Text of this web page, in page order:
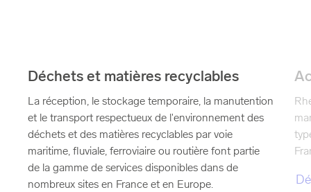
Déchets et matières recyclables
La réception, le stockage temporaire, la manutention
et le transport respectueux de l'environnement des
déchets et des matières recyclables par voie
maritime, fluviale, ferroviaire ou routière font partie
de la gamme de services disponibles dans de
nombreux sites en France et en Europe.